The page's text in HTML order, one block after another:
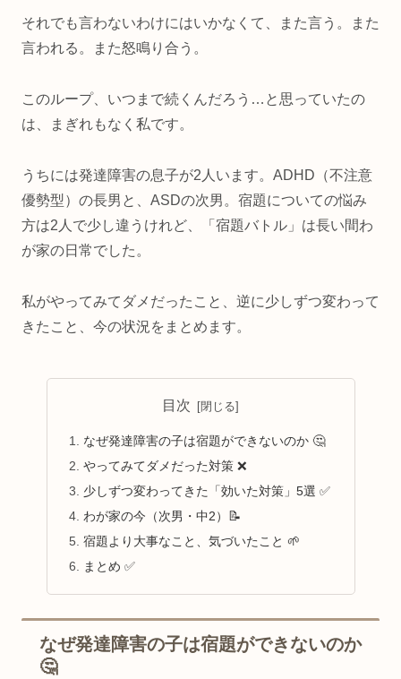
それでも言わないわけにはいかなくて、また言う。また
言われる。また怒鳴り合う。
このループ、いつまで続くんだろう…と思っていたの
は、まぎれもなく私です。
うちには発達障害の息子が2人います。ADHD（不注意
優勢型）の長男と、ASDの次男。宿題についての悩み
方は2人で少し違うけれど、「宿題バトル」は長い間わ
が家の日常でした。
私がやってみてダメだったこと、逆に少しずつ変わって
きたこと、今の状況をまとめます。
目次
なぜ発達障害の子は宿題ができないのか 🤔
やってみてダメだった対策 ❌
少しずつ変わってきた「効いた対策」5選 ✅
わが家の今（次男・中2）📝
宿題より大事なこと、気づいたこと 🌱
まとめ ✅
なぜ発達障害の子は宿題ができないのか
🤔